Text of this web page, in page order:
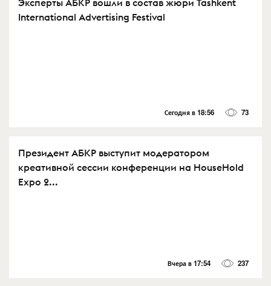
Эксперты АБКР вошли в состав жюри Tashkent
International Advertising Festival
Сегодня в 18:56 73
Президент АБКР выступит модератором
креативной сессии конференции на HouseHold
Expo 2...
Вчера в 17:54 237